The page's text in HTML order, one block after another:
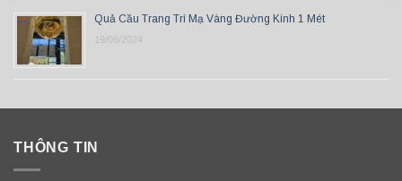
Quả Cầu Trang Trí Mạ Vàng Đường Kính 1 Mét
19/06/2024
THÔNG TIN